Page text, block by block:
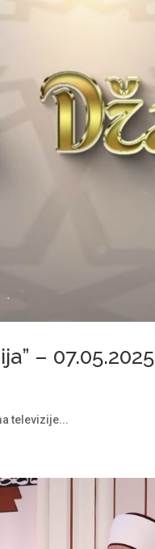
– 07.05.2025
televizije...